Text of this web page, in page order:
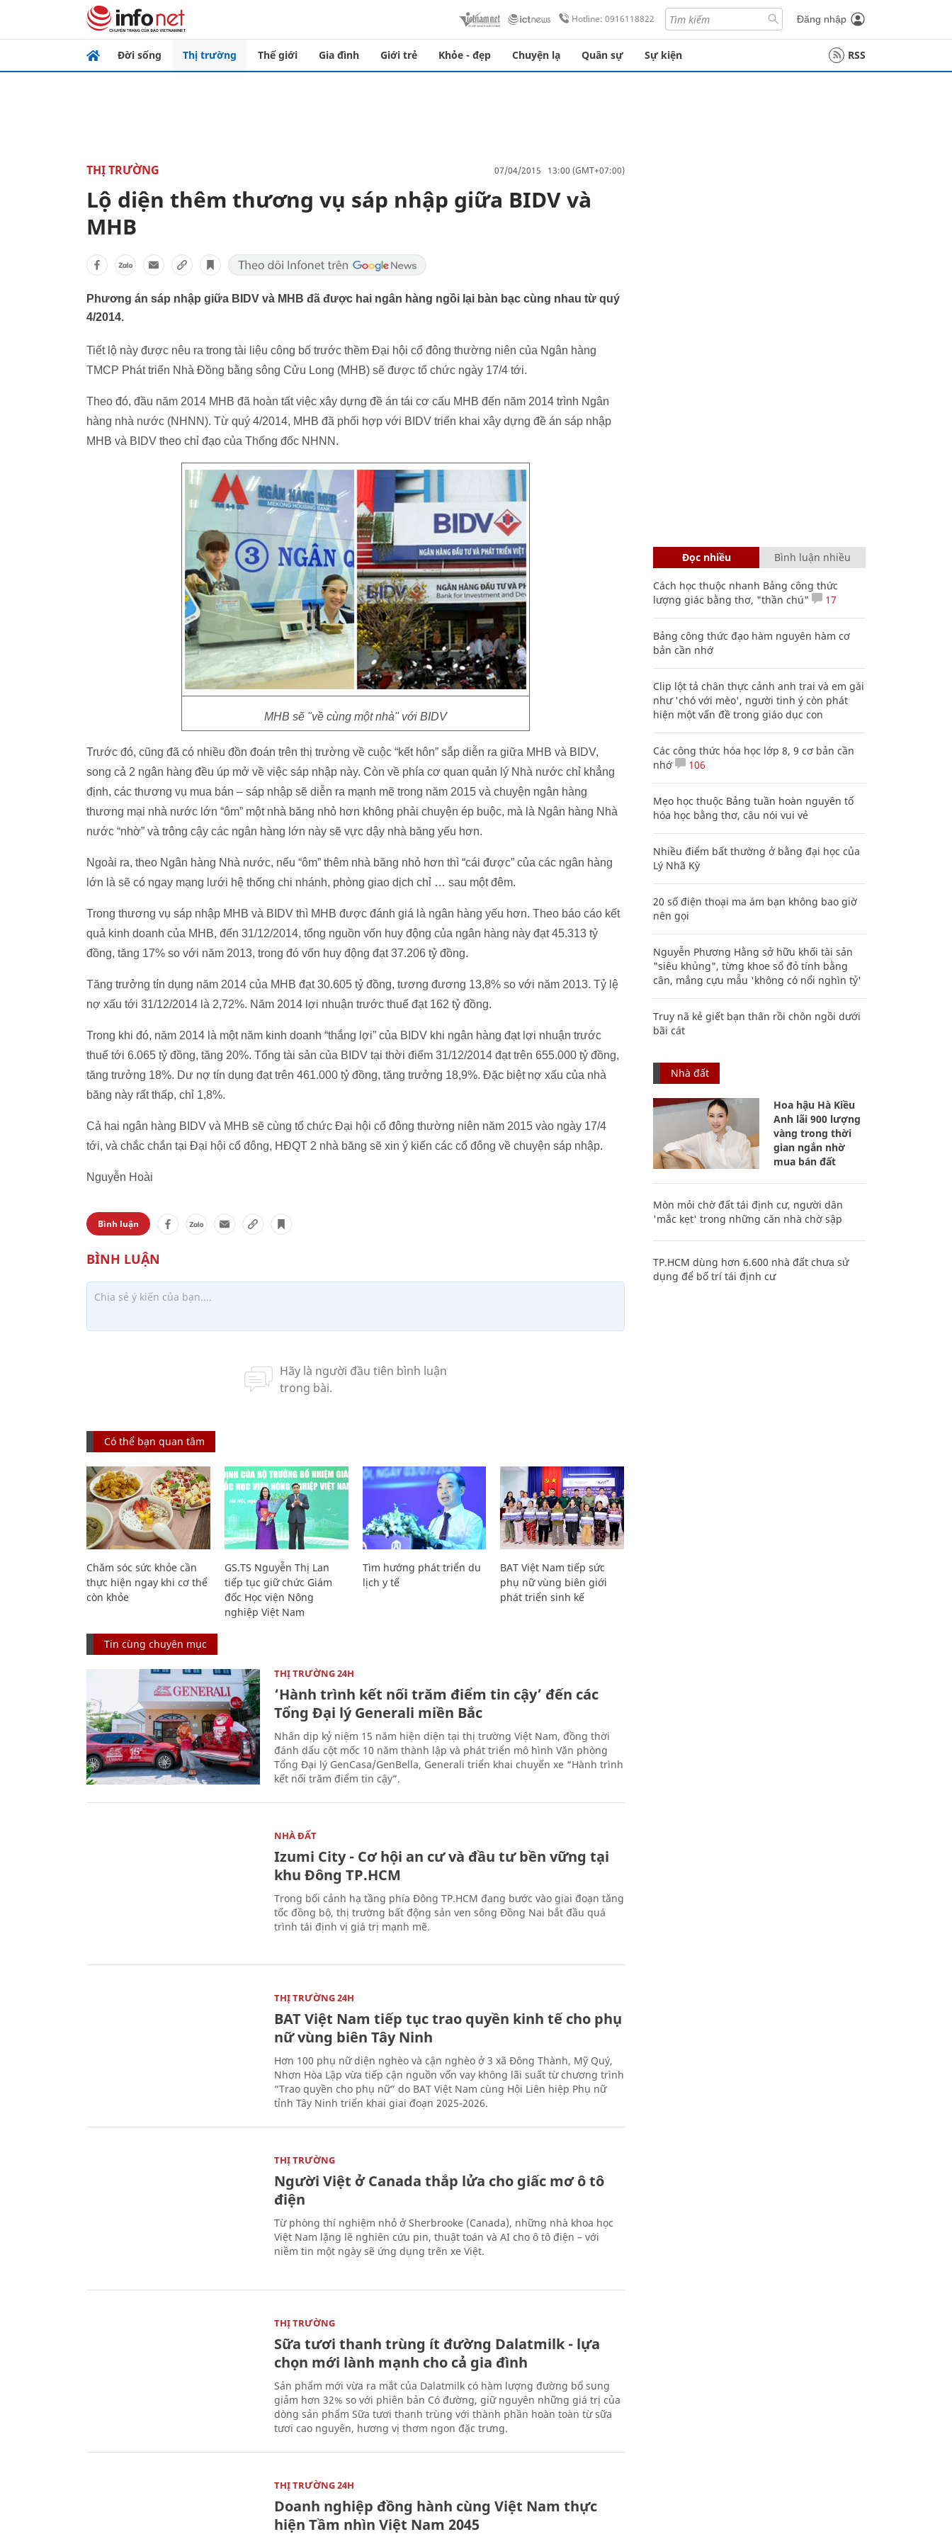
Hotline: 0916118822 Đăng nhập
Đời sống Thị trường Thế giới Gia đình Giới trẻ Khỏe - đẹp Chuyện lạ Quân sự Sự kiện RSS
THỊ TRƯỜNG 07/04/2015 13:00 (GMT+07:00)
Lộ diện thêm thương vụ sáp nhập giữa BIDV và
MHB
Phương án sáp nhập giữa BIDV và MHB đã được hai ngân hàng ngồi lại bàn bạc cùng nhau từ quý
4/2014.
Tiết lộ này được nêu ra trong tài liệu công bố trước thềm Đại hội cổ đông thường niên của Ngân hàng
TMCP Phát triển Nhà Đồng bằng sông Cửu Long (MHB) sẽ được tổ chức ngày 17/4 tới.
Theo đó, đầu năm 2014 MHB đã hoàn tất việc xây dựng đề án tái cơ cấu MHB đến năm 2014 trình Ngân
hàng nhà nước (NHNN). Từ quý 4/2014, MHB đã phối hợp với BIDV triển khai xây dựng đề án sáp nhập
MHB và BIDV theo chỉ đạo của Thống đốc NHNN.
MHB sẽ "về cùng một nhà" với BIDV
Trước đó, cũng đã có nhiều đồn đoán trên thị trường về cuộc “kết hôn” sắp diễn ra giữa MHB và BIDV,
song cả 2 ngân hàng đều úp mở về việc sáp nhập này. Còn về phía cơ quan quản lý Nhà nước chỉ khẳng
định, các thương vụ mua bán – sáp nhập sẽ diễn ra mạnh mẽ trong năm 2015 và chuyện ngân hàng
thương mại nhà nước lớn “ôm” một nhà băng nhỏ hơn không phải chuyện ép buộc, mà là Ngân hàng Nhà
nước “nhờ” và trông cậy các ngân hàng lớn này sẽ vực dậy nhà băng yếu hơn.
Ngoài ra, theo Ngân hàng Nhà nước, nếu “ôm” thêm nhà băng nhỏ hơn thì “cái được” của các ngân hàng
lớn là sẽ có ngay mạng lưới hệ thống chi nhánh, phòng giao dịch chỉ … sau một đêm.
Trong thương vụ sáp nhập MHB và BIDV thì MHB được đánh giá là ngân hàng yếu hơn. Theo báo cáo kết
quả kinh doanh của MHB, đến 31/12/2014, tổng nguồn vốn huy động của ngân hàng này đạt 45.313 tỷ
đồng, tăng 17% so với năm 2013, trong đó vốn huy động đạt 37.206 tỷ đồng.
Tăng trưởng tín dụng năm 2014 của MHB đạt 30.605 tỷ đồng, tương đương 13,8% so với năm 2013. Tỷ lệ
nợ xấu tới 31/12/2014 là 2,72%. Năm 2014 lợi nhuận trước thuế đạt 162 tỷ đồng.
Trong khi đó, năm 2014 là một năm kinh doanh “thắng lợi” của BIDV khi ngân hàng đạt lợi nhuận trước
thuế tới 6.065 tỷ đồng, tăng 20%. Tổng tài sản của BIDV tại thời điểm 31/12/2014 đạt trên 655.000 tỷ đồng,
tăng trưởng 18%. Dư nợ tín dụng đạt trên 461.000 tỷ đồng, tăng trưởng 18,9%. Đặc biệt nợ xấu của nhà
băng này rất thấp, chỉ 1,8%.
Cả hai ngân hàng BIDV và MHB sẽ cùng tổ chức Đại hội cổ đông thường niên năm 2015 vào ngày 17/4
tới, và chắc chắn tại Đại hội cổ đông, HĐQT 2 nhà băng sẽ xin ý kiến các cổ đông về chuyện sáp nhập.
Nguyễn Hoài
Bình luận
Có thể bạn quan tâm
Chăm sóc sức khỏe cần
thực hiện ngay khi cơ thể
còn khỏe
GS.TS Nguyễn Thị Lan
tiếp tục giữ chức Giám
đốc Học viện Nông
nghiệp Việt Nam
Tìm hướng phát triển du
lịch y tế
BAT Việt Nam tiếp sức
phụ nữ vùng biên giới
phát triển sinh kế
Tin cùng chuyên mục
THỊ TRƯỜNG 24H
‘Hành trình kết nối trăm điểm tin cậy’ đến các
Tổng Đại lý Generali miền Bắc
Nhân dịp kỷ niệm 15 năm hiện diện tại thị trường Việt Nam, đồng thời
đánh dấu cột mốc 10 năm thành lập và phát triển mô hình Văn phòng
Tổng Đại lý GenCasa/GenBella, Generali triển khai chuyến xe “Hành trình
kết nối trăm điểm tin cậy”.
NHÀ ĐẤT
Izumi City - Cơ hội an cư và đầu tư bền vững tại
khu Đông TP.HCM
Trong bối cảnh hạ tầng phía Đông TP.HCM đang bước vào giai đoạn tăng
tốc đồng bộ, thị trường bất động sản ven sông Đồng Nai bắt đầu quá
trình tái định vị giá trị mạnh mẽ.
THỊ TRƯỜNG 24H
BAT Việt Nam tiếp tục trao quyền kinh tế cho phụ
nữ vùng biên Tây Ninh
Hơn 100 phụ nữ diện nghèo và cận nghèo ở 3 xã Đông Thành, Mỹ Quý,
Nhơn Hòa Lập vừa tiếp cận nguồn vốn vay không lãi suất từ chương trình
“Trao quyền cho phụ nữ” do BAT Việt Nam cùng Hội Liên hiệp Phụ nữ
tỉnh Tây Ninh triển khai giai đoạn 2025-2026.
THỊ TRƯỜNG
Người Việt ở Canada thắp lửa cho giấc mơ ô tô
điện
Từ phòng thí nghiệm nhỏ ở Sherbrooke (Canada), những nhà khoa học
Việt Nam lặng lẽ nghiên cứu pin, thuật toán và AI cho ô tô điện – với
niềm tin một ngày sẽ ứng dụng trên xe Việt.
THỊ TRƯỜNG
Sữa tươi thanh trùng ít đường Dalatmilk - lựa
chọn mới lành mạnh cho cả gia đình
Sản phẩm mới vừa ra mắt của Dalatmilk có hàm lượng đường bổ sung
giảm hơn 32% so với phiên bản Có đường, giữ nguyên những giá trị của
dòng sản phẩm Sữa tươi thanh trùng với thành phần hoàn toàn từ sữa
tươi cao nguyên, hương vị thơm ngon đặc trưng.
THỊ TRƯỜNG 24H
Doanh nghiệp đồng hành cùng Việt Nam thực
hiện Tầm nhìn Việt Nam 2045
Đọc nhiều Bình luận nhiều
Cách học thuộc nhanh Bảng công thức
lượng giác bằng thơ, "thần chú"
17
Bảng công thức đạo hàm nguyên hàm cơ
bản cần nhớ
Clip lột tả chân thực cảnh anh trai và em gái
như 'chó với mèo', người tinh ý còn phát
hiện một vấn đề trong giáo dục con
Các công thức hóa học lớp 8, 9 cơ bản cần
nhớ
106
Mẹo học thuộc Bảng tuần hoàn nguyên tố
hóa học bằng thơ, câu nói vui vẻ
Nhiều điểm bất thường ở bằng đại học của
Lý Nhã Kỳ
20 số điện thoại ma ám bạn không bao giờ
nên gọi
Nguyễn Phương Hằng sở hữu khối tài sản
"siêu khủng", từng khoe sổ đỏ tính bằng
cân, mắng cựu mẫu 'không có nổi nghìn tỷ'
Truy nã kẻ giết bạn thân rồi chôn ngồi dưới
bãi cát
Nhà đất
Hoa hậu Hà Kiều
Anh lãi 900 lượng
vàng trong thời
gian ngắn nhờ
mua bán đất
Mòn mỏi chờ đất tái định cư, người dân
'mắc kẹt' trong những căn nhà chờ sập
TP.HCM dùng hơn 6.600 nhà đất chưa sử
dụng để bố trí tái định cư